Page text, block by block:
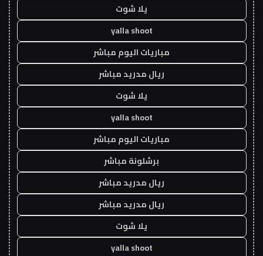
يلا شوت
yalla shoot
مباريات اليوم مباشر
ريال مدريد مباشر
يلا شوت
yalla shoot
مباريات اليوم مباشر
برشلونة مباشر
ريال مدريد مباشر
ريال مدريد مباشر
يلا شوت
yalla shoot